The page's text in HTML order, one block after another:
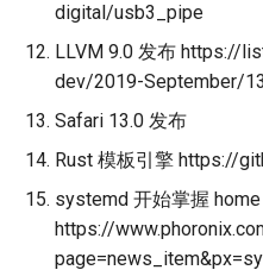
digital/usb3_pipe
LLVM 9.0 发布 https://
dev/2019-September/
Safari 13.0 发布
Rust 模板引擎 https://
systemd 开始掌握
https://